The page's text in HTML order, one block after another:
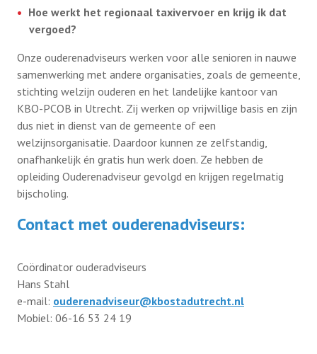
Hoe werkt het regionaal taxivervoer en krijg ik dat
vergoed?
Onze ouderenadviseurs werken voor alle senioren in nauwe
samenwerking met andere organisaties, zoals de gemeente,
stichting welzijn ouderen en het landelijke kantoor van
KBO-PCOB in Utrecht. Zij werken op vrijwillige basis en zijn
dus niet in dienst van de gemeente of een
welzijnsorganisatie. Daardoor kunnen ze zelfstandig,
onafhankelijk én gratis hun werk doen. Ze hebben de
opleiding Ouderenadviseur gevolgd en krijgen regelmatig
bijscholing.
Contact met ouderenadviseurs:
Coördinator ouderadviseurs
Hans Stahl
e-mail: ouderenadviseur@kbostadutrecht.nl
Mobiel: 06-16 53 24 19